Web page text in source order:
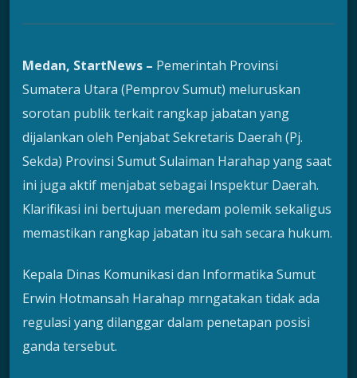
Medan, StartNews – Pemerintah Provinsi
Sumatera Utara (Pemprov Sumut) meluruskan
sorotan publik terkait rangkap jabatan yang
dijalankan oleh Penjabat Sekretaris Daerah (Pj.
Sekda) Provinsi Sumut Sulaiman Harahap yang saat
ini juga aktif menjabat sebagai Inspektur Daerah.
Klarifikasi ini bertujuan meredam polemik sekaligus
memastikan rangkap jabatan itu sah secara hukum.
Kepala Dinas Komunikasi dan Informatika Sumut
Erwin Hotmansah Harahap mrngatakan tidak ada
regulasi yang dilanggar dalam penetapan posisi
ganda tersebut.